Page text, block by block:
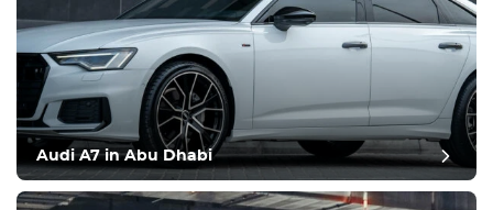
Audi A7 in Abu Dhabi